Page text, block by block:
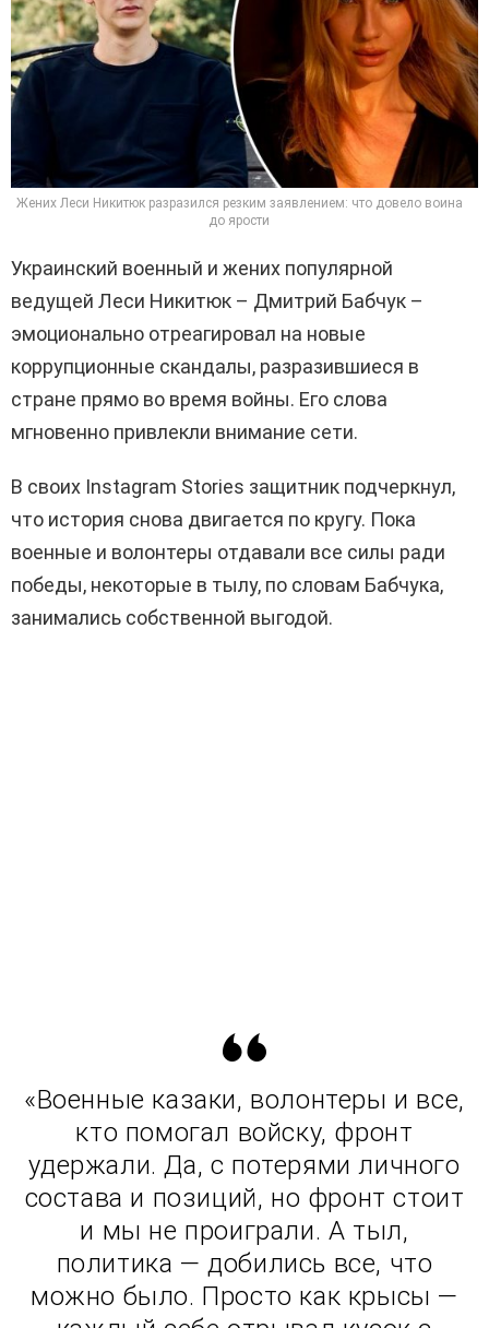
Жених Леси Никитюк разразился резким заявлением: что довело воина
до ярости
Украинский военный и жених популярной
ведущей Леси Никитюк – Дмитрий Бабчук –
эмоционально отреагировал на новые
коррупционные скандалы, разразившиеся в
стране прямо во время войны. Его слова
мгновенно привлекли внимание сети.
В своих Instagram Stories защитник подчеркнул,
что история снова двигается по кругу. Пока
военные и волонтеры отдавали все силы ради
победы, некоторые в тылу, по словам Бабчука,
занимались собственной выгодой.
«Военные казаки, волонтеры и все,
кто помогал войску, фронт
удержали. Да, с потерями личного
состава и позиций, но фронт стоит
и мы не проиграли. А тыл,
политика — добились все, что
можно было. Просто как крысы —